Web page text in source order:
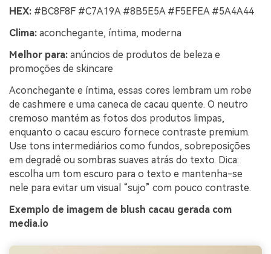
HEX: #BC8F8F #C7A19A #8B5E5A #F5EFEA #5A4A44
Clima: aconchegante, íntima, moderna
Melhor para: anúncios de produtos de beleza e
promoções de skincare
Aconchegante e íntima, essas cores lembram um robe
de cashmere e uma caneca de cacau quente. O neutro
cremoso mantém as fotos dos produtos limpas,
enquanto o cacau escuro fornece contraste premium.
Use tons intermediários como fundos, sobreposições
em degradê ou sombras suaves atrás do texto. Dica:
escolha um tom escuro para o texto e mantenha-se
nele para evitar um visual “sujo” com pouco contraste.
Exemplo de imagem de blush cacau gerada com
media.io